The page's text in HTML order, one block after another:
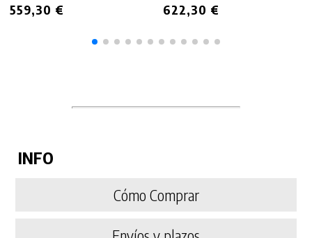
559,30 € 622,30 €
INFO
Cómo Comprar